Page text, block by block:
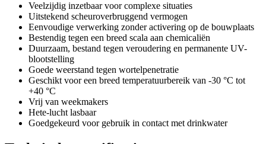
Veelzijdig inzetbaar voor complexe situaties
Uitstekend scheuroverbruggend vermogen
Eenvoudige verwerking zonder activering op de bouwplaats
Bestendig tegen een breed scala aan chemicaliën
Duurzaam, bestand tegen veroudering en permanente UV-
blootstelling
Goede weerstand tegen wortelpenetratie
Geschikt voor een breed temperatuurbereik van -30 °C tot
+40 °C
Vrij van weekmakers
Hete-lucht lasbaar
Goedgekeurd voor gebruik in contact met drinkwater